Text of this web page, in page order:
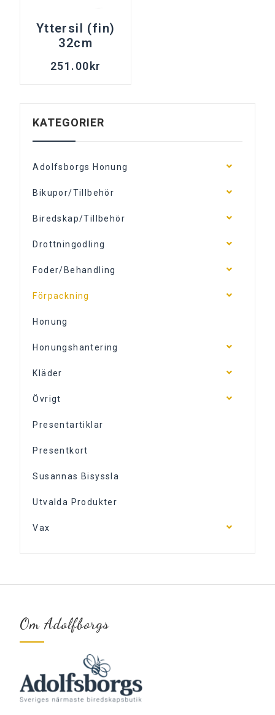
Yttersil (fin)
32cm
251.00 kr
KATEGORIER
Adolfsborgs Honung
Bikupor/Tillbehör
Biredskap/Tillbehör
Drottningodling
Foder/Behandling
Förpackning
Honung
Honungshantering
Kläder
Övrigt
Presentartiklar
Presentkort
Susannas Bisyssla
Utvalda Produkter
Vax
Om Adolfborgs